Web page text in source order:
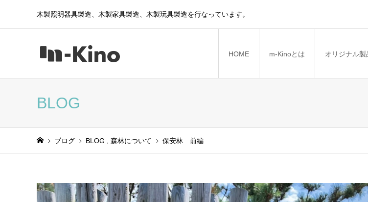
木製照明器具製造、木製家具製造、木製玩具製造を行なっています。
HOME m-Kinoとは オリジナル製
BLOG
ブログ BLOG 森林について 保安林 前編